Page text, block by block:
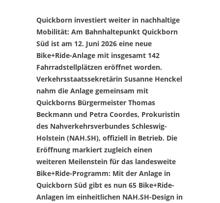
Quickborn investiert weiter in nachhaltige
Mobilität: Am Bahnhaltepunkt Quickborn
Süd ist am 12. Juni 2026 eine neue
Bike+Ride-Anlage mit insgesamt 142
Fahrradstellplätzen eröffnet worden.
Verkehrsstaatssekretärin Susanne Henckel
nahm die Anlage gemeinsam mit
Quickborns Bürgermeister Thomas
Beckmann und Petra Coordes, Prokuristin
des Nahverkehrsverbundes Schleswig-
Holstein (NAH.SH), offiziell in Betrieb. Die
Eröffnung markiert zugleich einen
weiteren Meilenstein für das landesweite
Bike+Ride-Programm: Mit der Anlage in
Quickborn Süd gibt es nun 65 Bike+Ride-
Anlagen im einheitlichen NAH.SH-Design in